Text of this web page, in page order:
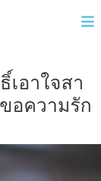
อาใจสา
อความรัก